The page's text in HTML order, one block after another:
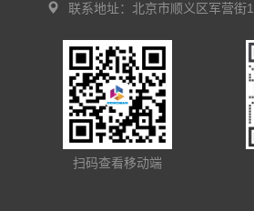
联系地址：北京市顺义区军营街
扫码查看移动端